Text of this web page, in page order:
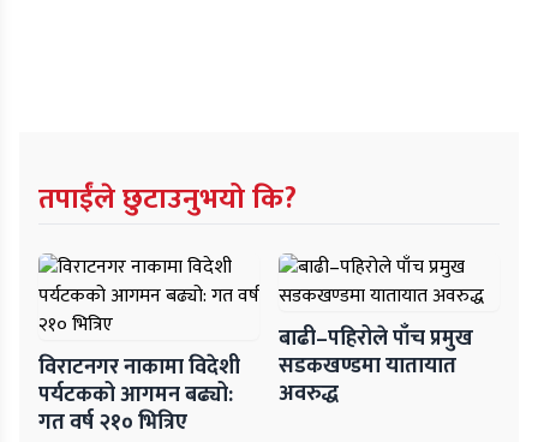
तपाईंले छुटाउनुभयो कि?
विराटनगर नाकामा विदेशी
पर्यटकको आगमन बढ्यो:
गत वर्ष २१० भित्रिए
बाढी–पहिरोले पाँच प्रमुख
सडकखण्डमा यातायात
अवरुद्ध